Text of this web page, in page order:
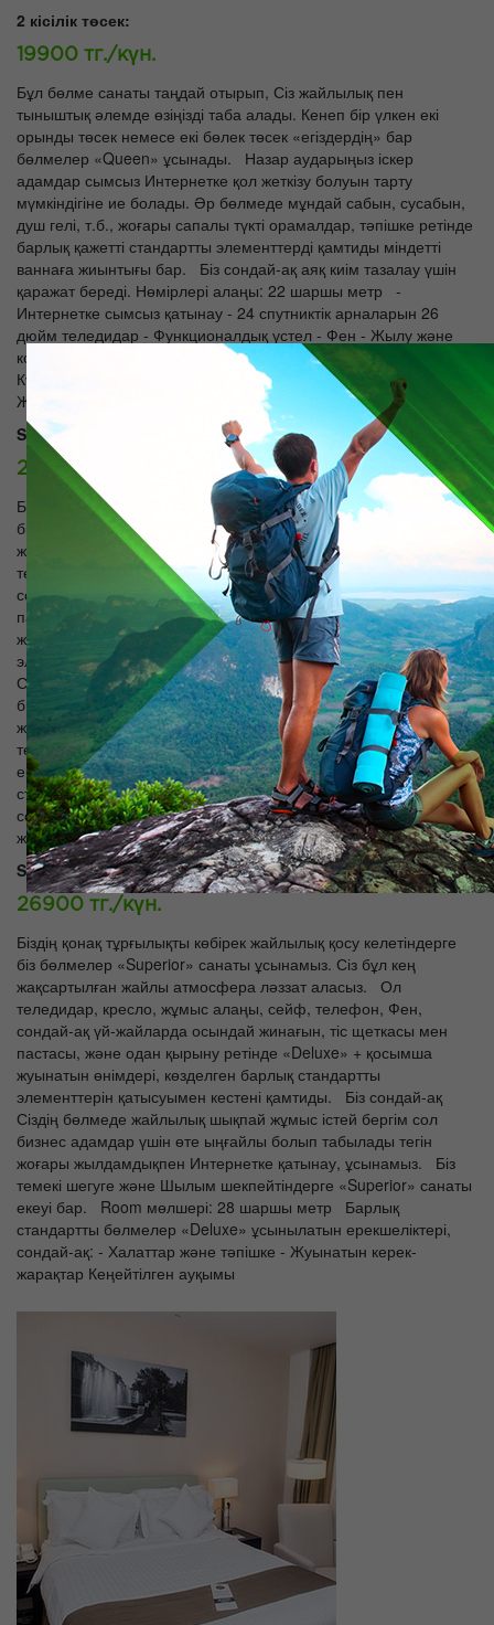
2 кісілік төсек:
19900 тг./күн.
Бұл бөлме санаты таңдай отырып, Сіз жайлылық пен
тыныштық әлемде өзіңізді таба алады. Кенеп бір үлкен екі
орынды төсек немесе екі бөлек төсек «егіздердің» бар
бөлмелер «Queen» ұсынады. Назар аударыңыз іскер
адамдар сымсыз Интернетке қол жеткізу болуын тарту
мүмкіндігіне ие болады. Әр бөлмеде мұндай сабын, сусабын,
душ гелі, т.б., жоғары сапалы түкті орамалдар, тәпішке ретінде
барлық қажетті стандартты элементтерді қамтиды міндетті
ваннаға жиынтығы бар. Біз сондай-ақ аяқ киім тазалау үшін
қаражат береді. Нөмірлері алаңы: 22 шаршы метр -
Интернетке сымсыз қатынау - 24 спутниктік арналарын 26
дюйм теледидар - Функционалдық үстел - Фен - Жылу және
кондиционерлеу жеке бақылау - Жеке қауіпсіз - Телефон -
Күнделікті кофе, шай, 2 бөтелкелер су және электр -
Жуынатын
Superior 1-төсек:
26900 тг./күн.
Біздің қонақ тұрғылықты көбірек жайлылық қосу келетіндерге
біз бөлмелер «Superior» санаты ұсынамыз. Сіз бұл кең
жақсартылған жайлы атмосфера ләззат аласыз. Ол
теледидар, кресло, жұмыс алаңы, сейф, телефон, Фен,
сондай-ақ үй-жайларда осындай жинағын, тіс щеткасы мен
пастасы, және одан қырыну ретінде «Deluxe» + қосымша
жуынатын өнімдері, көзделген барлық стандартты
элементтерін қатысуымен кестені қамтиды. Біз сондай-ақ
Сіздің бөлмеде жайлылық шықпай жұмыс істей бергім сол
бизнес адамдар үшін өте ыңғайлы болып табылады тегін
жоғары жылдамдықпен Интернетке қатынау, ұсынамыз. Біз
темекі шегуге және Шылым шекпейтіндерге «Superior» санаты
екеуі бар. Room мөлшері: 28 шаршы метр Барлық
стандартты бөлмелер «Deluxe» ұсынылатын ерекшеліктері,
сондай-ақ: - Халаттар және тәпішке - Жуынатын керек-
жарақтар Кеңейтілген ауқымы
Superior 2 төсек:
26900 тг./күн.
Біздің қонақ тұрғылықты көбірек жайлылық қосу келетіндерге
біз бөлмелер «Superior» санаты ұсынамыз. Сіз бұл кең
жақсартылған жайлы атмосфера ләззат аласыз. Ол
теледидар, кресло, жұмыс алаңы, сейф, телефон, Фен,
сондай-ақ үй-жайларда осындай жинағын, тіс щеткасы мен
пастасы, және одан қырыну ретінде «Deluxe» + қосымша
жуынатын өнімдері, көзделген барлық стандартты
элементтерін қатысуымен кестені қамтиды. Біз сондай-ақ
Сіздің бөлмеде жайлылық шықпай жұмыс істей бергім сол
бизнес адамдар үшін өте ыңғайлы болып табылады тегін
жоғары жылдамдықпен Интернетке қатынау, ұсынамыз. Біз
темекі шегуге және Шылым шекпейтіндерге «Superior» санаты
екеуі бар. Room мөлшері: 28 шаршы метр Барлық
стандартты бөлмелер «Deluxe» ұсынылатын ерекшеліктері,
сондай-ақ: - Халаттар және тәпішке - Жуынатын керек-
жарақтар Кеңейтілген ауқымы